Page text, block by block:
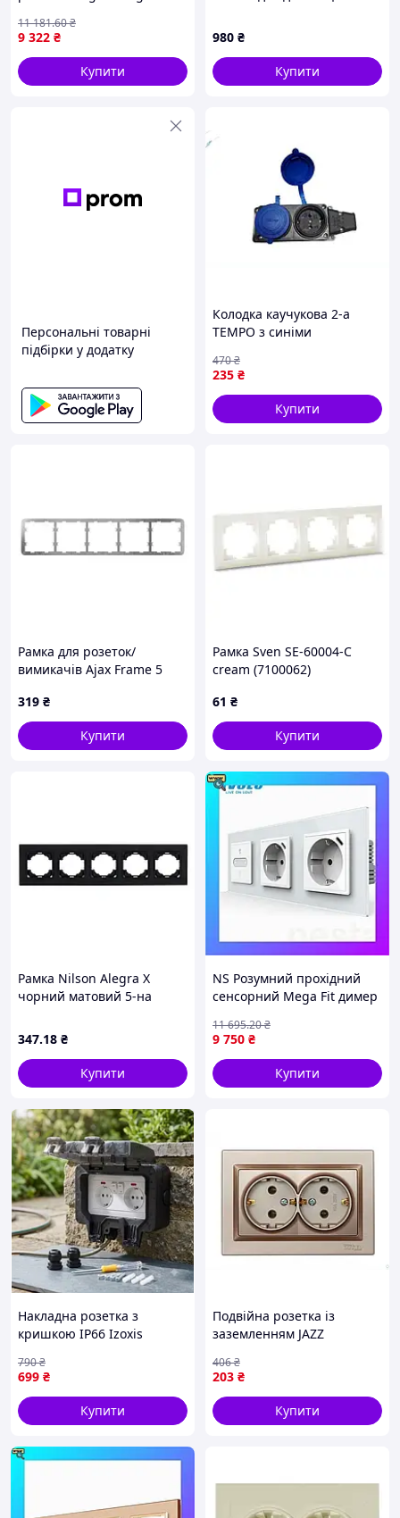
золотий (VL-C7FCTC16AZ-
8AP) Nes22/Q
9 322 ₴
11 181.60₴
Купити
980 ₴
Купити
Персональні товарні
підбірки у додатку
Колодка каучукова 2-а
TEMPO з синіми
підключення
електроприладів на вулиці
та в приміщенні
235 ₴
470₴
Купити
Рамка для розеток/
вимикачів Ajax Frame 5
319 ₴
Купити
Рамка Sven SE-60004-C
cream (7100062)
61 ₴
Купити
Рамка Nilson Alegra X
чорний матовий 5-на
347.18 ₴
Купити
NS Розумний прохідний
сенсорний Mega Fit димер
з USB Type-C 18Вт, білий,
скло Nes22/Q
9 750 ₴
11 695.20₴
Купити
Накладна розетка з
кришкою IP66 Izoxis
зовнішня 16А
водонепроникна для
вулиці
699 ₴
790₴
Купити
Подвійна розетка із
заземленням JAZZ
встановлення в
приміщенні 16 А 220 В
IP20
203 ₴
406₴
Купити